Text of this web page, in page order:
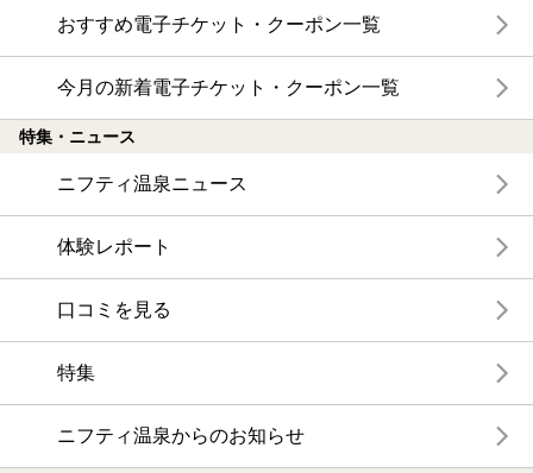
おすすめ電子チケット・クーポン一覧
今月の新着電子チケット・クーポン一覧
特集・ニュース
ニフティ温泉ニュース
体験レポート
口コミを見る
特集
ニフティ温泉からのお知らせ